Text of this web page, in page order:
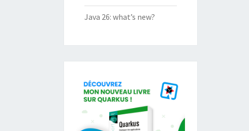
Java 26: what’s new?